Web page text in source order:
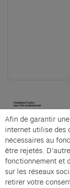
Cartier et
La grande
Compagnie .
Afin de garantir
internet utilise des
nécessaires au
être rejetés.
fonctionnement et
sur les réseaux
retirer votre